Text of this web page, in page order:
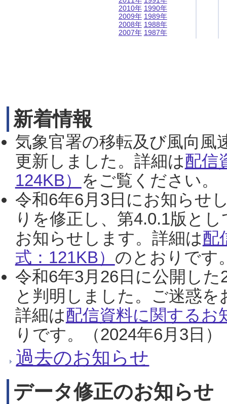
2010年
2009年
2008年
2007年
1990年
1989年
1988年
1987年
新着情報
気象官署の移転及び風向風
更新しました。詳細は配信
124KB） をご覧ください。
令和6年6月3日にお知らせ
りを修正し、第4.0.1版と
お知らせします。詳細は配
式：121KB） のとおりです
令和6年3月26日に公開し
と判明しました。ご迷惑
詳細は配信資料に関するお
りです。（2024年6月3日）
過去のお知らせ
データ修正のお知らせ